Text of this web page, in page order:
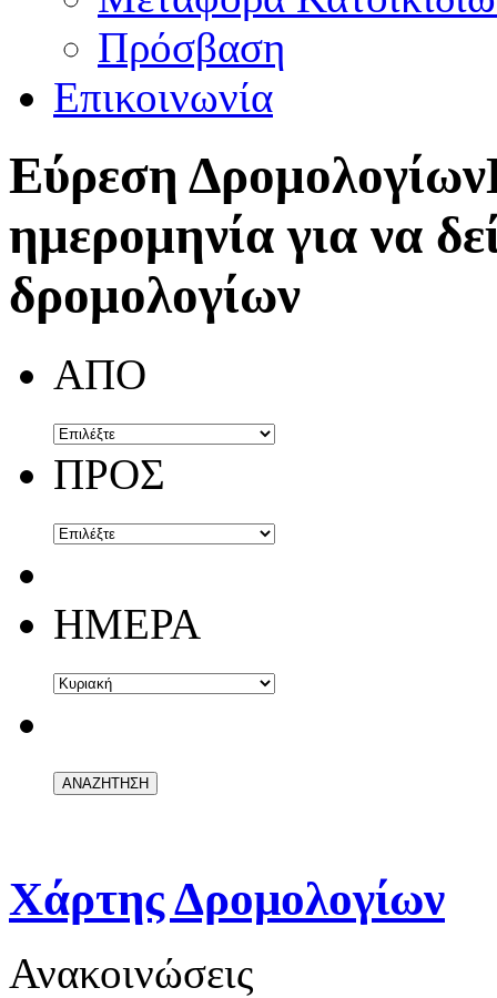
Πρόσβαση
Επικοινωνία
Εύρεση Δρομολογίων
ημερομηνία για να
δρομολογίων
ΑΠΟ
ΠΡΟΣ
ΗΜΕΡΑ
Χάρτης Δρομολογίων
Ανακοινώσεις